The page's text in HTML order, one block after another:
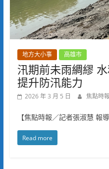
地方大小事 高雄市
汛期前未雨綢繆
提升防汛能力
2026 年 3 月 5 日 焦點時報
【焦點時報／記者張淑慧 報
Read more